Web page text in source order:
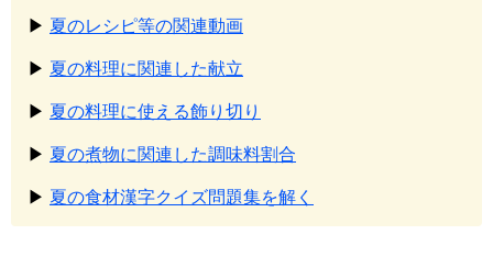
▶ 夏のレシピ等の関連動画
▶ 夏の料理に関連した献立
▶ 夏の料理に使える飾り切り
▶ 夏の煮物に関連した調味料割合
▶ 夏の食材漢字クイズ問題集を解く